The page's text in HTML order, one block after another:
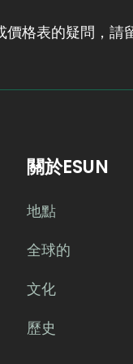
價格表的疑問，
關於ESUN
地點
全球的
文化
歷史